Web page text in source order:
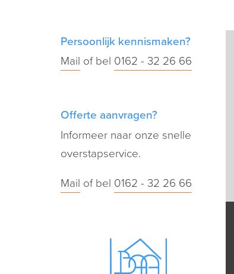
Persoonlijk kennismaken?
Mail of bel 0162 - 32 26 66
Offerte aanvragen?
Informeer naar onze snelle
overstapservice.
Mail of bel 0162 - 32 26 66